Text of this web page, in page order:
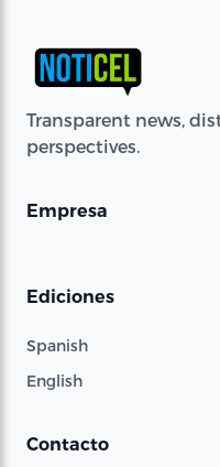
Transparent news,
perspectives.
Empresa
Ediciones
Spanish
English
Contacto